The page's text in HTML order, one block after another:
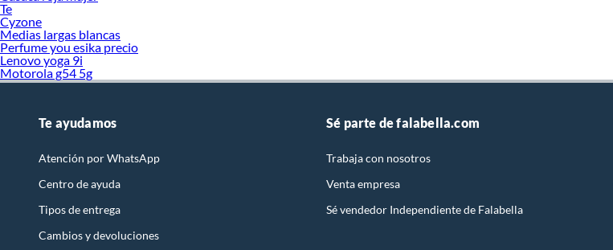
Te
Cyzone
Medias largas blancas
Perfume you esika precio
Lenovo yoga 9i
Motorola g54 5g
Te ayudamos
Atención por WhatsApp
Centro de ayuda
Tipos de entrega
Cambios y devoluciones
Sé parte de falabella.com
Trabaja con nosotros
Venta empresa
Sé vendedor Independiente de Falabella